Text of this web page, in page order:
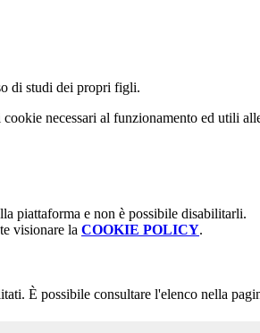
di studi dei propri figli.
necessari al funzionamento ed utili
piattaforma e non è possibile disabilitarli.
visionare la COOKIE POLICY.
È possibile consultare l'elenco nella